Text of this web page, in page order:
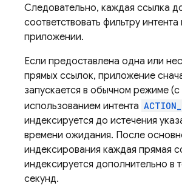
Следовательно, каждая ссылка
соответствовать фильтру
приложении.
Если предоставлена ​​одна или
прямых ссылок, приложение
запускается в обычном режиме (с
использованием интента
индексируется до истечения
времени ожидания. После
индексирования каждая прямая
индексируется дополнительно в
секунд.